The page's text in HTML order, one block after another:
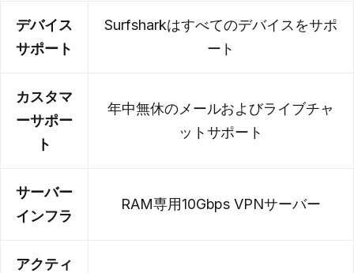
デバイス
サポート
Surfsharkはすべてのデバイスをサポ
ート
カスタマ
ーサポー
ト
年中無休のメールおよびライブチャ
ットサポート
サーバー
インフラ
RAM専用10Gbps VPNサーバー
アクティ